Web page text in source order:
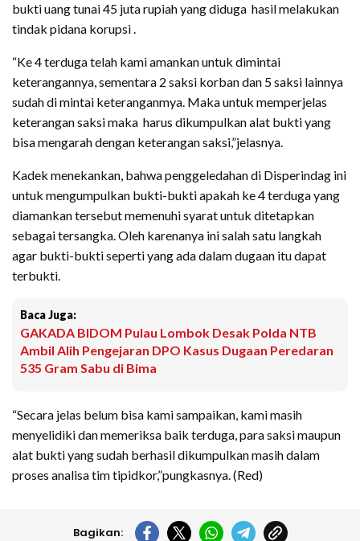
bukti uang tunai 45 juta rupiah yang diduga hasil melakukan
tindak pidana korupsi .
“Ke 4 terduga telah kami amankan untuk dimintai
keterangannya, sementara 2 saksi korban dan 5 saksi lainnya
sudah di mintai keteranganmya. Maka untuk memperjelas
keterangan saksi maka harus dikumpulkan alat bukti yang
bisa mengarah dengan keterangan saksi,”jelasnya.
Kadek menekankan, bahwa penggeledahan di Disperindag ini
untuk mengumpulkan bukti-bukti apakah ke 4 terduga yang
diamankan tersebut memenuhi syarat untuk ditetapkan
sebagai tersangka. Oleh karenanya ini salah satu langkah
agar bukti-bukti seperti yang ada dalam dugaan itu dapat
terbukti.
Baca Juga:
GAKADA BIDOM Pulau Lombok Desak Polda NTB
Ambil Alih Pengejaran DPO Kasus Dugaan Peredaran
535 Gram Sabu di Bima
“Secara jelas belum bisa kami sampaikan, kami masih
menyelidiki dan memeriksa baik terduga, para saksi maupun
alat bukti yang sudah berhasil dikumpulkan masih dalam
proses analisa tim tipidkor,”pungkasnya. (Red)
Bagikan: